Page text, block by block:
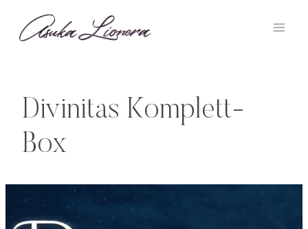
Inhalt
springen
Divinitas Komplett-
Box